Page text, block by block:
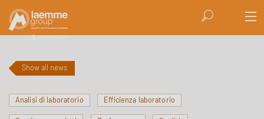
Show all news
Analisi di laboratorio Efficienza laboratorio